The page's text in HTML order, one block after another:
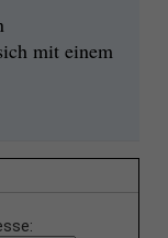
mit einem